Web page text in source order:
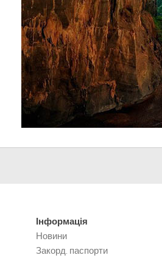
Інформація
Новини
Закорд. паспорти